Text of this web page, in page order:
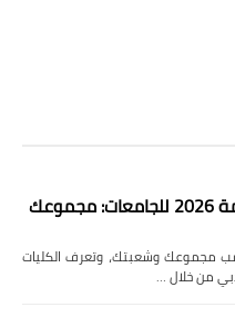
تنسيق الثانوية العامة 2026 للجامعات: مجموعك
مجموعك وشعبتك، وتعرف الكليات
من خلال …